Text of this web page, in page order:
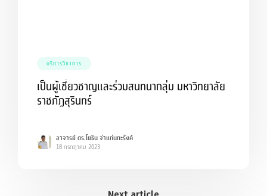
บริการวิชาการ
เป็นผู้เชี่ยวชาญและร่วมสนทนากลุ่ม มหาวิทยาลัย
ราชภัฏสุรินทร์
อาจารย์ ดร.โยธิน จ่าแท่นทะรังค์
18 กรกฎาคม 2023